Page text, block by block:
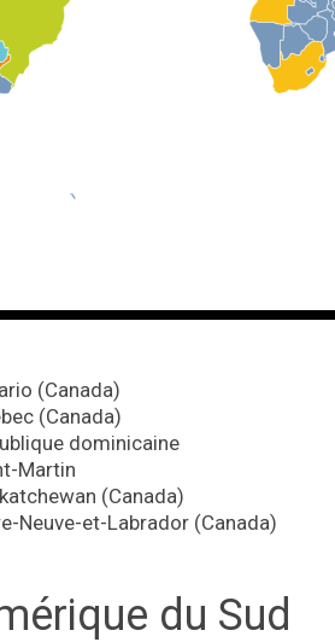
(Canada)
(Canada)
dominicaine
Martin
(Canada)
Neuve-et-Labrador (Canada)
du Sud